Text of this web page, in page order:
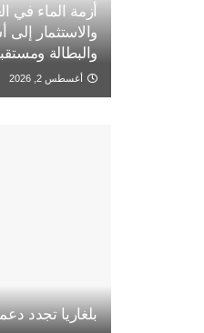
أزمة الماء في
والاستثمار
والبطالة
أغسطس 2, 2026
بلغاريا تجدد